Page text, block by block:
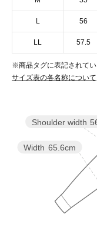
L 56
LL 57.5
※商品タグに表記されて
サイズ表の各名称について
Width 65.6cm
Shoulder width